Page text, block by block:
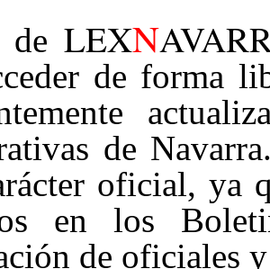
de LEXN
de forma
de
oficial, ya
en los
de oficiales